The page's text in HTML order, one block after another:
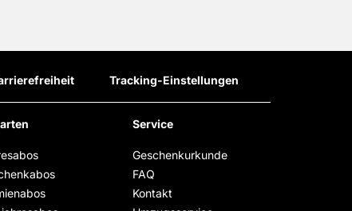
Tracking-Einstellungen
Service
Geschenkurkunde
FAQ
Kontakt